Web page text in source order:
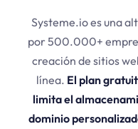
Systeme.io es una
por 500.000+
creación de sitios
línea. El plan
limita el
dominio